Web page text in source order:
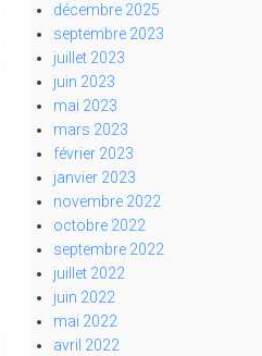
décembre 2025
septembre 2023
juillet 2023
juin 2023
mai 2023
mars 2023
février 2023
janvier 2023
novembre 2022
octobre 2022
septembre 2022
juillet 2022
juin 2022
mai 2022
avril 2022